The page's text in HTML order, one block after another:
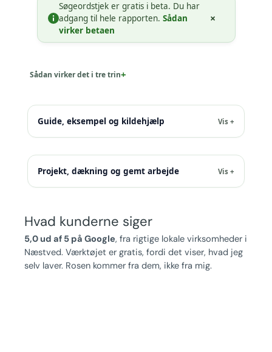
Søgeordstjek er gratis i beta. Du har
adgang til hele rapporten. Sådan
virker betaen
×
Sådan virker det i tre trin
Guide, eksempel og kildehjælp
Projekt, dækning og gemt arbejde
Hvad kunderne siger
5,0 ud af 5 på Google, fra rigtige lokale virksomheder i
Næstved. Værktøjet er gratis, fordi det viser, hvad jeg
selv laver. Rosen kommer fra dem, ikke fra mig.